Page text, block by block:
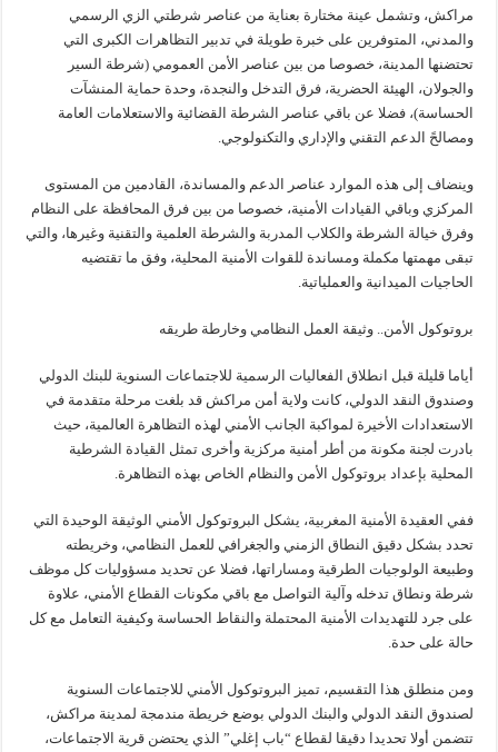
مراكش، وتشمل عينة مختارة بعناية من عناصر شرطتي الزي الرسمي
والمدني، المتوفرين على خبرة طويلة في تدبير التظاهرات الكبرى التي
تحتضنها المدينة، خصوصا من بين عناصر الأمن العمومي (شرطة السير
والجولان، الهيئة الحضرية، فرق التدخل والنجدة، وحدة حماية المنشآت
الحساسة)، فضلا عن باقي عناصر الشرطة القضائية والاستعلامات العامة
ومصالحً الدعم التقني والإداري والتكنولوجي.
وينضاف إلى هذه الموارد عناصر الدعم والمساندة، القادمين من المستوى
المركزي وباقي القيادات الأمنية، خصوصا من بين فرق المحافظة على النظام
وفرق خيالة الشرطة والكلاب المدربة والشرطة العلمية والتقنية وغيرها، والتي
تبقى مهمتها مكملة ومساندة للقوات الأمنية المحلية، وفق ما تقتضيه
الحاجيات الميدانية والعملياتية.
بروتوكول الأمن.. وثيقة العمل النظامي وخارطة طريقه
أياما قليلة قبل انطلاق الفعاليات الرسمية للاجتماعات السنوية للبنك الدولي
وصندوق النقد الدولي، كانت ولاية أمن مراكش قد بلغت مرحلة متقدمة في
الاستعدادات الأخيرة لمواكبة الجانب الأمني لهذه التظاهرة العالمية، حيث
بادرت لجنة مكونة من أطر أمنية مركزية وأخرى تمثل القيادة الشرطية
المحلية بإعداد بروتوكول الأمن والنظام الخاص بهذه التظاهرة.
ففي العقيدة الأمنية المغربية، يشكل البروتوكول الأمني الوثيقة الوحيدة التي
تحدد بشكل دقيق النطاق الزمني والجغرافي للعمل النظامي، وخريطته
وطبيعة الولوجيات الطرقية ومساراتها، فضلا عن تحديد مسؤوليات كل موظف
شرطة ونطاق تدخله وآلية التواصل مع باقي مكونات القطاع الأمني، علاوة
على جرد للتهديدات الأمنية المحتملة والنقاط الحساسة وكيفية التعامل مع كل
حالة على حدة.
ومن منطلق هذا التقسيم، تميز البروتوكول الأمني للاجتماعات السنوية
لصندوق النقد الدولي والبنك الدولي بوضع خريطة مندمجة لمدينة مراكش،
تتضمن أولا تحديدا دقيقا لقطاع “باب إغلي” الذي يحتضن قرية الاجتماعات،